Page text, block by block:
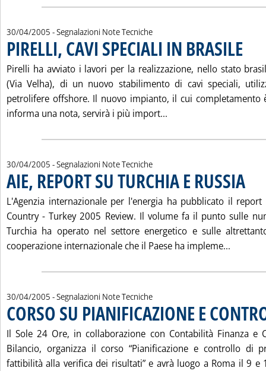
30/04/2005 - Segnalazioni Note Tecniche
PIRELLI, CAVI SPECIALI IN BRASILE
. Pubblicata sabato 30 aprile 2005 alle 14.37.
Pirelli ha avviato i lavori per la realizzazione, nello stato
(Via Velha), di un nuovo stabilimento di cavi speciali,
petrolifere offshore. Il nuovo impianto, il cui completamento
informa una nota, servirà i più import...
30/04/2005 - Segnalazioni Note Tecniche
AIE, REPORT SU TURCHIA E RUSSIA
L'Agenzia internazionale per l'energia ha pubblicato il report
Country - Turkey 2005 Review. Il volume fa il punto sulle
Turchia ha operato nel settore energetico e sulle
cooperazione internazionale che il Paese ha impleme...
30/04/2005 - Segnalazioni Note Tecniche
CORSO SU PIANIFICAZIONE E
Il Sole 24 Ore, in collaborazione con Contabilità Finanza e
Bilancio, organizza il corso “Pianificazione e controllo di
fattibilità alla verifica dei risultati” e avrà luogo a Roma il 9 e